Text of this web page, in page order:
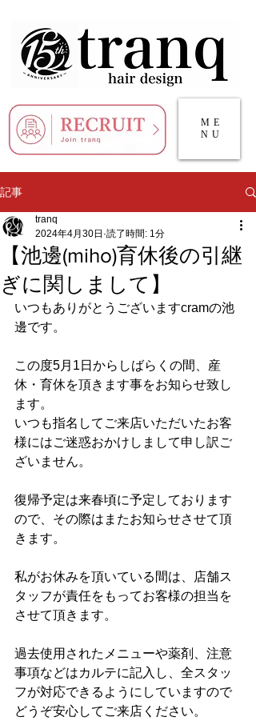
ME
NU
記事
【池邊(miho)育休後の引継
ぎに関しまして】
tranq
2024年4月30日 読了時間: 1分
いつもありがとうございますcramの池
邊です。
この度5月1日からしばらくの間、産
休・育休を頂きます事をお知らせ致し
ます。
いつも指名してご来店いただいたお客
様にはご迷惑おかけしまして申し訳ご
ざいません。
復帰予定は来春頃に予定しております
ので、その際はまたお知らせさせて頂
きます。
私がお休みを頂いている間は、店舗ス
タッフが責任をもってお客様の担当を
させて頂きます。
過去使用されたメニューや薬剤、注意
事項などはカルテに記入し、全スタッ
フが対応できるようにしていますので
どうぞ安心してご来店ください。